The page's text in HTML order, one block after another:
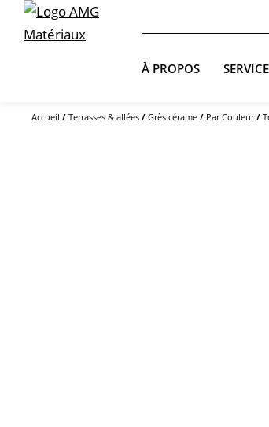
À PROPOS
Accueil / Terrasses & allées / Grès cérame / Par Couleur/